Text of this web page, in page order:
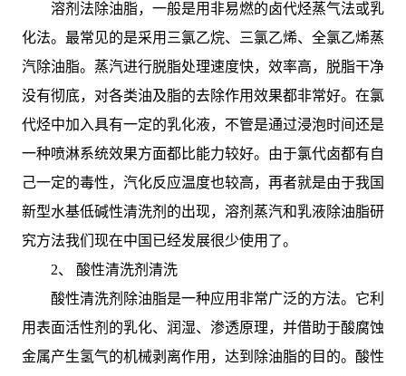
溶剂法除油脂，一般是用非易燃的卤代烃蒸气法或乳
化法。最常见的是采用三氯乙烷、三氯乙烯、全氯乙烯蒸
汽除油脂。蒸汽进行脱脂处理速度快，效率高，脱脂干净
没有彻底，对各类油及脂的去除作用效果都非常好。在氯
代烃中加入具有一定的乳化液，不管是通过浸泡时间还是
一种喷淋系统效果方面都比能力较好。由于氯代卤都有自
己一定的毒性，汽化反应温度也较高，再者就是由于我国
新型水基低碱性清洗剂的出现，溶剂蒸汽和乳液除油脂研
究方法我们现在中国已经发展很少使用了。
2、 酸性清洗剂清洗
酸性清洗剂除油脂是一种应用非常广泛的方法。它利
用表面活性剂的乳化、润湿、渗透原理，并借助于酸腐蚀
金属产生氢气的机械剥离作用，达到除油脂的目的。酸性